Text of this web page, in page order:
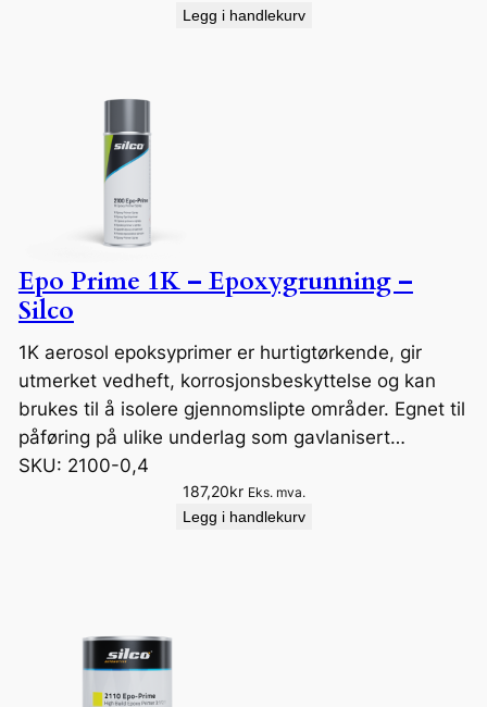
Legg i handlekurv
Epo Prime 1K – Epoxygrunning –
Silco
1K aerosol epoksyprimer er hurtigtørkende, gir
utmerket vedheft, korrosjonsbeskyttelse og kan
brukes til å isolere gjennomslipte områder. Egnet til
påføring på ulike underlag som gavlanisert…
SKU: 2100-0,4
187,20kr Eks. mva.
Legg i handlekurv